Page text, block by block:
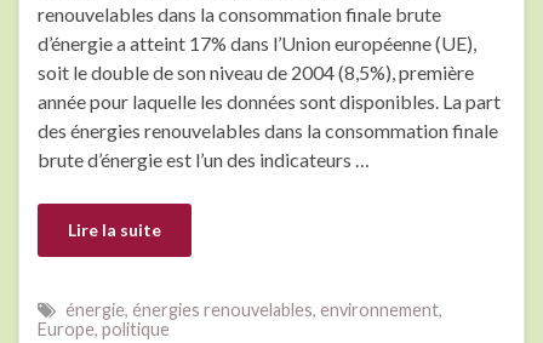
renouvelables dans la consommation finale brute
d’énergie a atteint 17% dans l’Union européenne (UE),
soit le double de son niveau de 2004 (8,5%), première
année pour laquelle les données sont disponibles. La part
des énergies renouvelables dans la consommation finale
brute d’énergie est l’un des indicateurs …
Lire la suite
énergie, énergies renouvelables, environnement,
Europe, politique